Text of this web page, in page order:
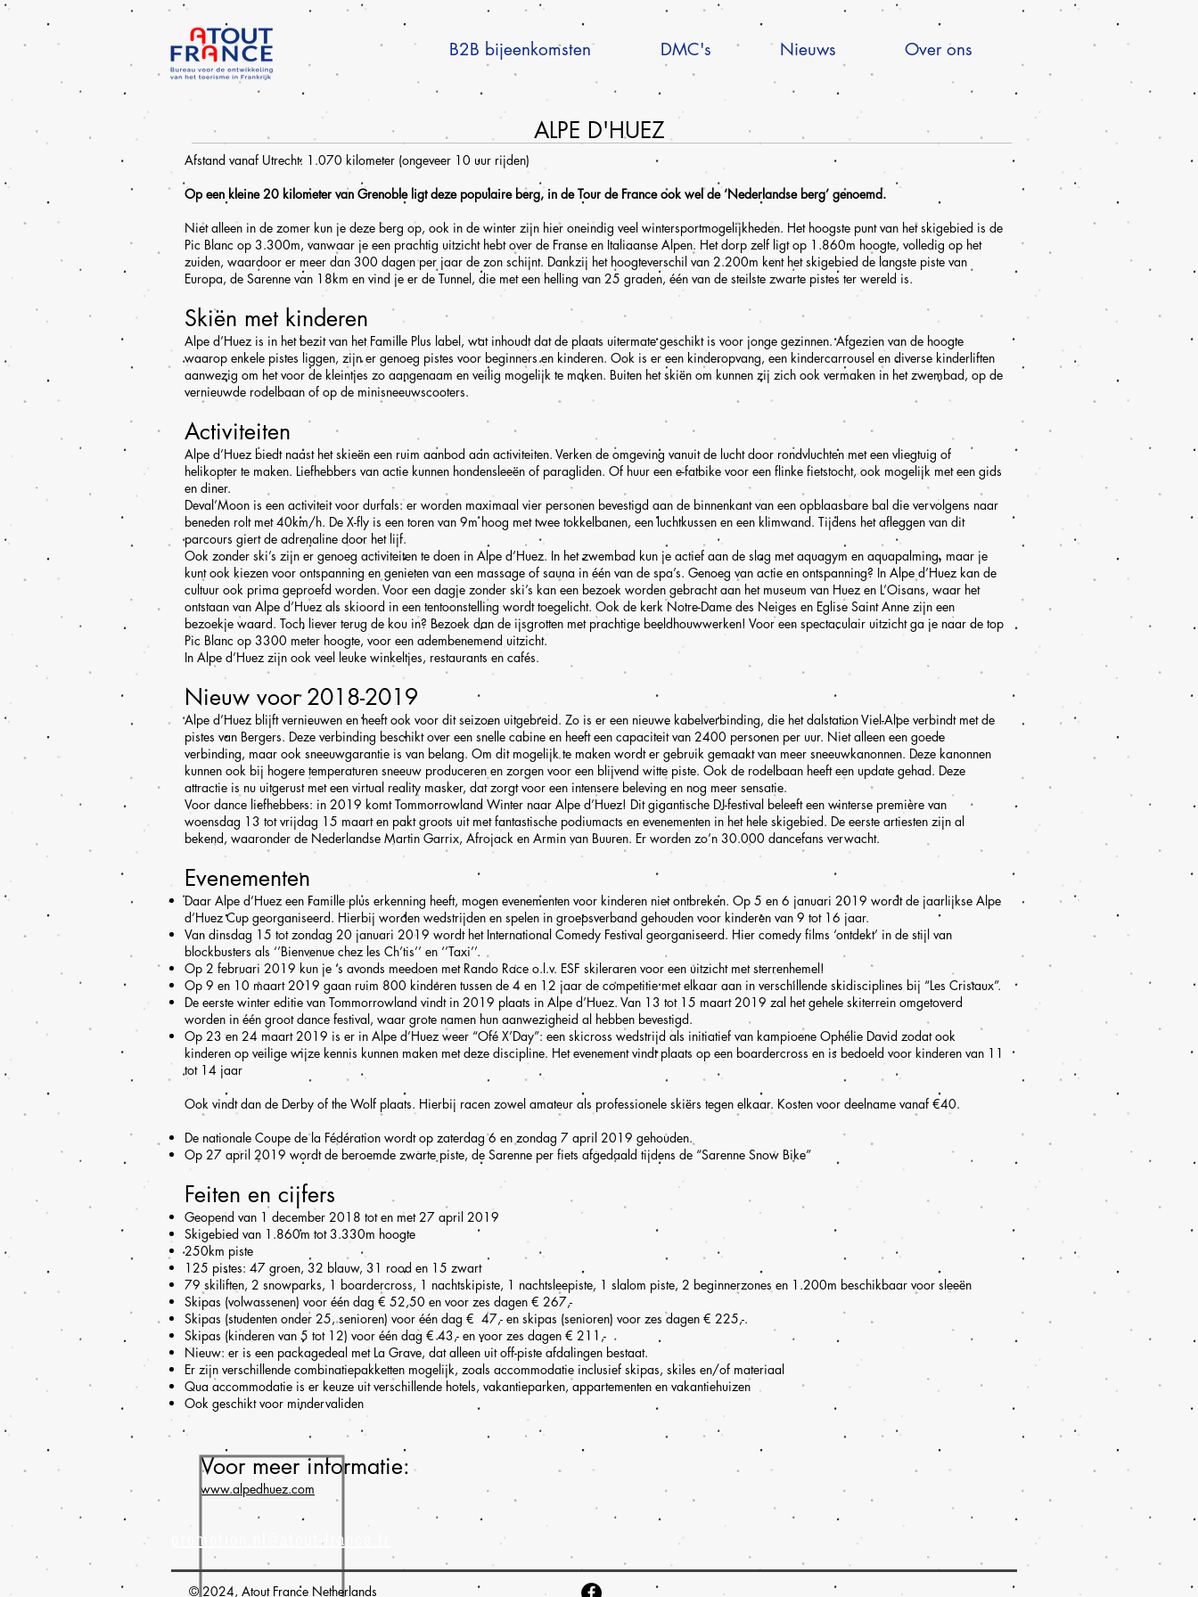
B2B bijeenkomsten DMC's Nieuws Over ons
ALPE D'HUEZ
Afstand vanaf Utrecht: 1.070 kilometer (ongeveer 10 uur rijden)
Op een kleine 20 kilometer van Grenoble ligt deze populaire berg, in de Tour de France ook wel de ‘Nederlandse berg’ genoemd.
Niet alleen in de zomer kun je deze berg op, ook in de winter zijn hier oneindig veel wintersportmogelijkheden. Het hoogste punt van het skigebied is de
Pic Blanc op 3.300m, vanwaar je een prachtig uitzicht hebt over de Franse en Italiaanse Alpen. Het dorp zelf ligt op 1.860m hoogte, volledig op het
zuiden, waardoor er meer dan 300 dagen per jaar de zon schijnt. Dankzij het hoogteverschil van 2.200m kent het skigebied de langste piste van
Europa, de Sarenne van 18km en vind je er de Tunnel, die met een helling van 25 graden, één van de steilste zwarte pistes ter wereld is.
Skiën met kinderen
Alpe d’Huez is in het bezit van het Famille Plus label, wat inhoudt dat de plaats uitermate geschikt is voor jonge gezinnen. Afgezien van de hoogte
waarop enkele pistes liggen, zijn er genoeg pistes voor beginners en kinderen. Ook is er een kinderopvang, een kindercarrousel en diverse kinderliften
aanwezig om het voor de kleintjes zo aangenaam en veilig mogelijk te maken. Buiten het skiën om kunnen zij zich ook vermaken in het zwembad, op de
vernieuwde rodelbaan of op de minisneeuwscooters.
Activiteiten
Alpe d’Huez biedt naast het skieën een ruim aanbod aan activiteiten. Verken de omgeving vanuit de lucht door rondvluchten met een vliegtuig of
helikopter te maken. Liefhebbers van actie kunnen hondensleeën of paragliden. Of huur een e-fatbike voor een flinke fietstocht, ook mogelijk met een gids
en diner.
Deval’Moon is een activiteit voor durfals: er worden maximaal vier personen bevestigd aan de binnenkant van een opblaasbare bal die vervolgens naar
beneden rolt met 40km/h. De X-fly is een toren van 9m hoog met twee tokkelbanen, een luchtkussen en een klimwand. Tijdens het afleggen van dit
parcours giert de adrenaline door het lijf.
Ook zonder ski’s zijn er genoeg activiteiten te doen in Alpe d’Huez. In het zwembad kun je actief aan de slag met aquagym en aquapalming, maar je
kunt ook kiezen voor ontspanning en genieten van een massage of sauna in één van de spa’s. Genoeg van actie en ontspanning? In Alpe d’Huez kan de
cultuur ook prima geproefd worden. Voor een dagje zonder ski’s kan een bezoek worden gebracht aan het museum van Huez en L’Oisans, waar het
ontstaan van Alpe d’Huez als skioord in een tentoonstelling wordt toegelicht. Ook de kerk Notre-Dame des Neiges en Eglise Saint Anne zijn een
bezoekje waard. Toch liever terug de kou in? Bezoek dan de ijsgrotten met prachtige beeldhouwwerken! Voor een spectaculair uitzicht ga je naar de top
Pic Blanc op 3300 meter hoogte, voor een adembenemend uitzicht.
In Alpe d’Huez zijn ook veel leuke winkeltjes, restaurants en cafés.
Nieuw voor 2018-2019
Alpe d’Huez blijft vernieuwen en heeft ook voor dit seizoen uitgebreid. Zo is er een nieuwe kabelverbinding, die het dalstation Viel-Alpe verbindt met de
pistes van Bergers. Deze verbinding beschikt over een snelle cabine en heeft een capaciteit van 2400 personen per uur. Niet alleen een goede
verbinding, maar ook sneeuwgarantie is van belang. Om dit mogelijk te maken wordt er gebruik gemaakt van meer sneeuwkanonnen. Deze kanonnen
kunnen ook bij hogere temperaturen sneeuw produceren en zorgen voor een blijvend witte piste. Ook de rodelbaan heeft een update gehad. Deze
attractie is nu uitgerust met een virtual reality masker, dat zorgt voor een intensere beleving en nog meer sensatie.
Voor dance liefhebbers: in 2019 komt Tommorrowland Winter naar Alpe d’Huez! Dit gigantische DJ-festival beleeft een winterse première van
woensdag 13 tot vrijdag 15 maart en pakt groots uit met fantastische podiumacts en evenementen in het hele skigebied. De eerste artiesten zijn al
bekend, waaronder de Nederlandse Martin Garrix, Afrojack en Armin van Buuren. Er worden zo’n 30.000 dancefans verwacht.
Evenementen
Daar Alpe d’Huez een Famille plus erkenning heeft, mogen evenementen voor kinderen niet ontbreken. Op 5 en 6 januari 2019 wordt de jaarlijkse Alpe
d’Huez Cup georganiseerd. Hierbij worden wedstrijden en spelen in groepsverband gehouden voor kinderen van 9 tot 16 jaar.
Van dinsdag 15 tot zondag 20 januari 2019 wordt het International Comedy Festival georganiseerd. Hier comedy films ‘ontdekt’ in de stijl van
blockbusters als ‘’Bienvenue chez les Ch’tis’’ en ‘’Taxi’’.
Op 2 februari 2019 kun je ’s avonds meedoen met Rando Race o.l.v. ESF skileraren voor een uitzicht met sterrenhemel!
Op 9 en 10 maart 2019 gaan ruim 800 kinderen tussen de 4 en 12 jaar de competitie met elkaar aan in verschillende skidisciplines bij “Les Cristaux”.
De eerste winter editie van Tommorrowland vindt in 2019 plaats in Alpe d’Huez. Van 13 tot 15 maart 2019 zal het gehele skiterrein omgetoverd
worden in één groot dance festival, waar grote namen hun aanwezigheid al hebben bevestigd.
Op 23 en 24 maart 2019 is er in Alpe d’Huez weer “Ofé X’Day”: een skicross wedstrijd als initiatief van kampioene Ophélie David zodat ook
kinderen op veilige wijze kennis kunnen maken met deze discipline. Het evenement vindt plaats op een boardercross en is bedoeld voor kinderen van 11
tot 14 jaar
Ook vindt dan de Derby of the Wolf plaats. Hierbij racen zowel amateur als professionele skiërs tegen elkaar. Kosten voor deelname vanaf €40.
De nationale Coupe de la Fédération wordt op zaterdag 6 en zondag 7 april 2019 gehouden.
Op 27 april 2019 wordt de beroemde zwarte piste, de Sarenne per fiets afgedaald tijdens de “Sarenne Snow Bike”
Feiten en cijfers
Geopend van 1 december 2018 tot en met 27 april 2019
Skigebied van 1.860m tot 3.330m hoogte
250km piste
125 pistes: 47 groen, 32 blauw, 31 rood en 15 zwart
79 skiliften, 2 snowparks, 1 boardercross, 1 nachtskipiste, 1 nachtsleepiste, 1 slalom piste, 2 beginnerzones en 1.200m beschikbaar voor sleeën
Skipas (volwassenen) voor één dag € 52,50 en voor zes dagen € 267,-
Skipas (studenten onder 25, senioren) voor één dag € 47,- en skipas (senioren) voor zes dagen € 225,-.
Skipas (kinderen van 5 tot 12) voor één dag € 43,- en voor zes dagen € 211,-
Nieuw: er is een packagedeal met La Grave, dat alleen uit off-piste afdalingen bestaat.
Er zijn verschillende combinatiepakketten mogelijk, zoals accommodatie inclusief skipas, skiles en/of materiaal
Qua accommodatie is er keuze uit verschillende hotels, vakantieparken, appartementen en vakantiehuizen
Ook geschikt voor mindervaliden
Voor meer informatie:
www.alpedhuez.com
promotion.nl@atout-france.fr
© 2024, Atout France Netherlands